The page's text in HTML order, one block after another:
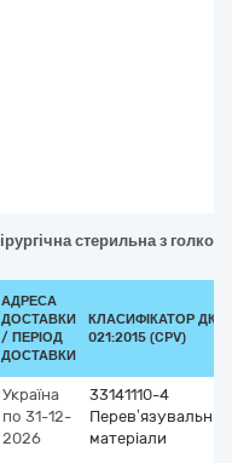
стерильна з
АДРЕСА
ДОСТАВКИ
/ ПЕРІОД
ДОСТАВКИ
КЛАСИФІКАТОР ДК
021:2015 (CPV)
Україна
по 31-12-
2026
33141110-4
Перев’язувальні
матеріали